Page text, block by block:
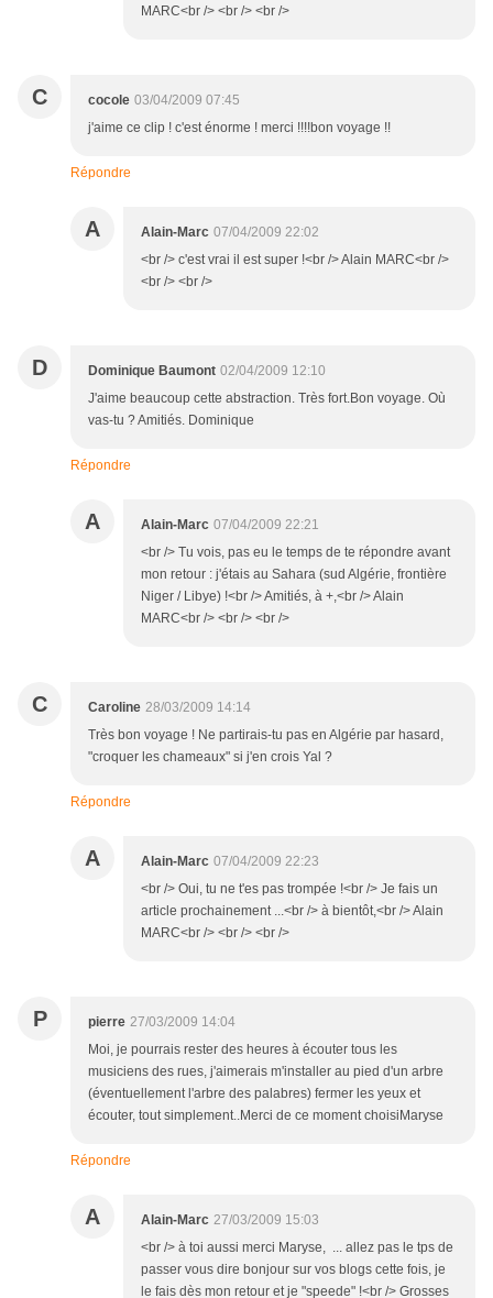
MARC<br /> <br /> <br />
C cocole 03/04/2009 07:45
j'aime ce clip ! c'est énorme ! merci !!!!bon voyage !!
Répondre
A Alain-Marc 07/04/2009 22:02
<br /> c'est vrai il est super !<br /> Alain MARC<br />
<br /> <br />
D Dominique Baumont 02/04/2009 12:10
J'aime beaucoup cette abstraction. Très fort.Bon voyage. Où
vas-tu ? Amitiés. Dominique
Répondre
A Alain-Marc 07/04/2009 22:21
<br /> Tu vois, pas eu le temps de te répondre avant
mon retour : j'étais au Sahara (sud Algérie, frontière
Niger / Libye) !<br /> Amitiés, à +,<br /> Alain
MARC<br /> <br /> <br />
C Caroline 28/03/2009 14:14
Très bon voyage ! Ne partirais-tu pas en Algérie par hasard,
"croquer les chameaux" si j'en crois Yal ?
Répondre
A Alain-Marc 07/04/2009 22:23
<br /> Oui, tu ne t'es pas trompée !<br /> Je fais un
article prochainement ...<br /> à bientôt,<br /> Alain
MARC<br /> <br /> <br />
P pierre 27/03/2009 14:04
Moi, je pourrais rester des heures à écouter tous les
musiciens des rues, j'aimerais m'installer au pied d'un arbre
(éventuellement l'arbre des palabres) fermer les yeux et
écouter, tout simplement..Merci de ce moment choisiMaryse
Répondre
A Alain-Marc 27/03/2009 15:03
<br /> à toi aussi merci Maryse, ... allez pas le tps de
passer vous dire bonjour sur vos blogs cette fois, je
le fais dès mon retour et je "speede" !<br /> Grosses